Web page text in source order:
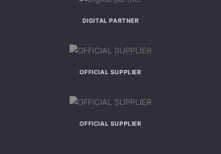
DIGITAL PARTNER
OFFICIAL SUPPLIER
OFFICIAL SUPPLIER